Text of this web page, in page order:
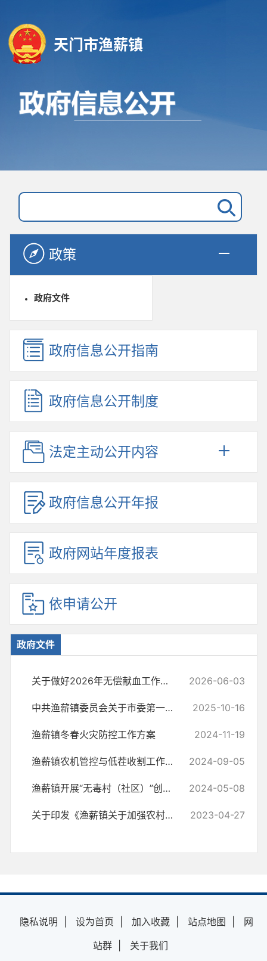
天门市渔薪镇
政策
政府文件
政府信息公开指南
政府信息公开制度
法定主动公开内容
政府信息公开年报
政府网站年度报表
依申请公开
政府文件
关于做好2026年无偿献血工作的通知 2026-06-03
中共渔薪镇委员会关于市委第一巡察组巡察反馈意见整改落实情况的报告 2025-10-16
渔薪镇冬春火灾防控工作方案 2024-11-19
渔薪镇农机管控与低茬收割工作方案 2024-09-05
渔薪镇开展“无毒村（社区）”创建工作方案 2024-05-08
关于印发《渔薪镇关于加强农村集体 “三资”管理工作细则》的通知 2023-04-27
隐私说明 设为首页 加入收藏 站点地图
网
站群
关于我们